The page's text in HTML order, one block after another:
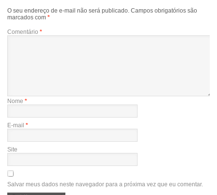
O seu endereço de e-mail não será publicado. Campos obrigatórios são
marcados com *
Comentário *
Nome *
E-mail *
Site
Salvar meus dados neste navegador para a próxima vez que eu comentar.